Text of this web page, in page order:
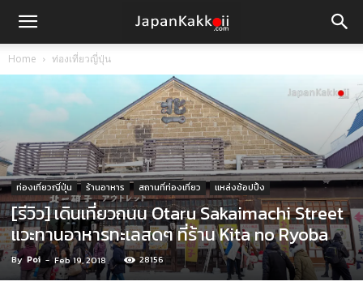
Home ท่องเที่ยวญี่ปุ่น
ท่องเที่ยวญี่ปุ่น ร้านอาหาร สถานที่ท่องเที่ยว แหล่งช้อปปิ้ง
[รีวิว] เดินเที่ยวถนน Otaru Sakaimachi Street
แวะทานอาหารทะเลสดๆ ที่ร้าน Kita no Ryoba
By Poi - Feb 19, 2018 28156